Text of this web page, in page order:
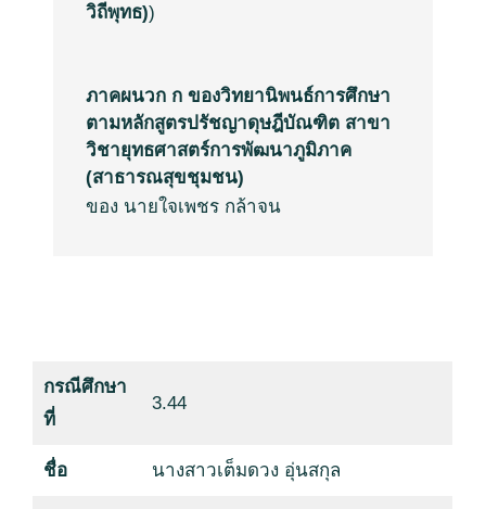
วิถีพุทธ))
ภาคผนวก ก ของวิทยานิพนธ์การศึกษา
ตามหลักสูตรปรัชญาดุษฎีบัณฑิต สาขา
วิชายุทธศาสตร์การพัฒนาภูมิภาค
(สาธารณสุขชุมชน)
ของ นายใจเพชร กล้าจน
กรณีศึกษา
ที่
3.44
ชื่อ นางสาวเต็มดวง อุ่นสกุล